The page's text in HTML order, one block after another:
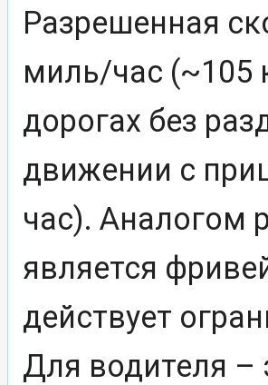
Разрешенная
миль/час (~105
дорогах без
движении с
час). Аналогом
является
действует
Для водителя –